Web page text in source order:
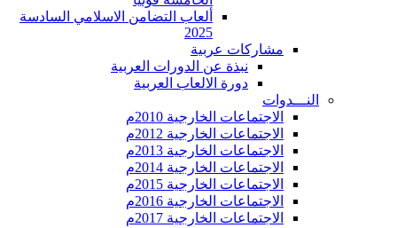
ألعاب التضامن الاسلامي السادسة
2025
مشاركات عربية
نبذة عن الدورات العربية
دورة الالعاب العربية
النـــدوات
الاجتماعات الخارجية 2010م
الاجتماعات الخارجية 2012م
الاجتماعات الخارجية 2013م
الاجتماعات الخارجية 2014م
الاجتماعات الخارجية 2015م
الاجتماعات الخارجية 2016م
الاجتماعات الخارجية 2017م